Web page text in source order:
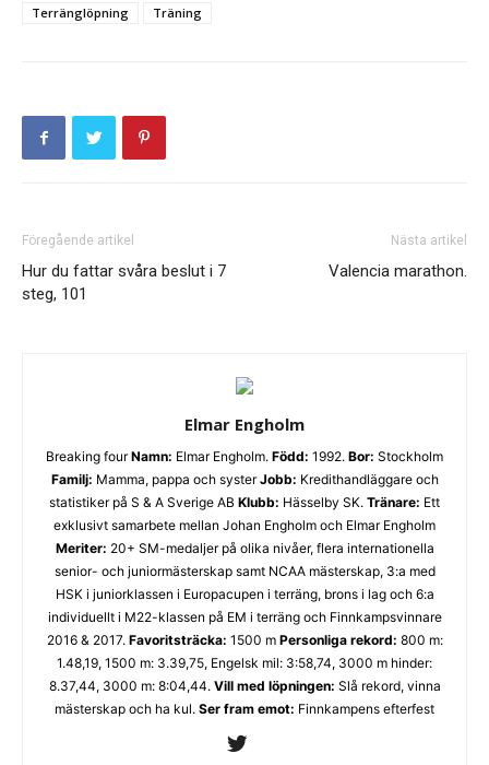
Terränglöpning Träning
Föregående artikel
Hur du fattar svåra beslut i 7
steg, 101
Nästa artikel
Valencia marathon.
Elmar Engholm
Breaking fourNamn: Elmar Engholm. Född: 1992. Bor: Stockholm
Familj: Mamma, pappa och systerJobb: Kredithandläggare och
statistiker på S & A Sverige AB Klubb: Hässelby SK. Tränare: Ett
exklusivt samarbete mellan Johan Engholm och Elmar Engholm
Meriter: 20+ SM-medaljer på olika nivåer, flera internationella
senior- och juniormästerskap samt NCAA mästerskap, 3:a med
HSK i juniorklassen i Europacupen i terräng, brons i lag och 6:a
individuellt i M22-klassen på EM i terräng och Finnkampsvinnare
2016 & 2017. Favoritsträcka: 1500 m Personliga rekord: 800 m:
1.48,19, 1500 m: 3.39,75, Engelsk mil: 3:58,74, 3000 m hinder:
8.37,44, 3000 m: 8:04,44. Vill med löpningen: Slå rekord, vinna
mästerskap och ha kul. Ser fram emot: Finnkampens efterfest